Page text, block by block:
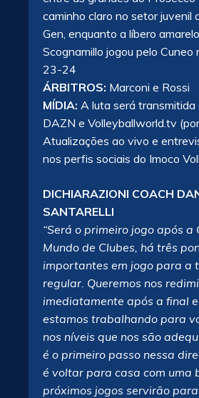
caminho claro no setor juvenil
Gen, enquanto a líbero
Scognamillo jogou pelo Cuneo
23-24
ÁRBITROS: Marconi e Rossi
MÍDIA: A luta será transmitida
DAZN e Volleyballworld.tv
Atualizações ao vivo e
nos perfis sociais do Imoco
DICHIARAZIONI COACH
SANTARELLI
“Será o primeiro jogo após a
Mundo de Clubes, há três
importantes em jogo para a
regular. Queremos nos
imediatamente após a final
estamos trabalhando para
nos níveis que nos são
é o primeiro passo nessa
é voltar para casa com uma
próximos jogos servirão